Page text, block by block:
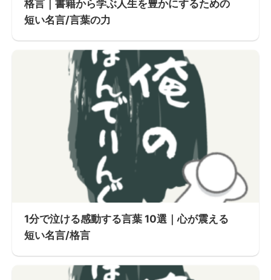
格言｜書籍から学ぶ人生を豊かにするための
短い名言/言葉の力
1分で泣ける感動する言葉 10選｜心が震える
短い名言/格言